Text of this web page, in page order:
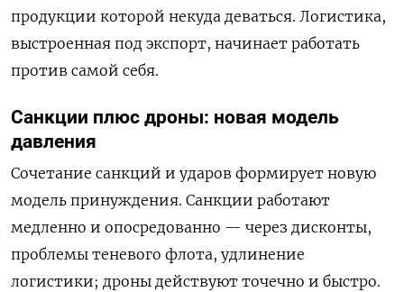
продукции которой некуда деваться. Логистика,
выстроенная под экспорт, начинает работать
против самой себя.
Санкции плюс дроны: новая модель
давления
Сочетание санкций и ударов формирует новую
модель принуждения. Санкции работают
медленно и опосредованно — через дисконты,
проблемы теневого флота, удлинение
логистики; дроны действуют точечно и быстро.